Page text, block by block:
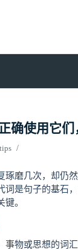
确使用它们
/
琢磨几次，却仍
词是句子的基石
。
事物或思想的词